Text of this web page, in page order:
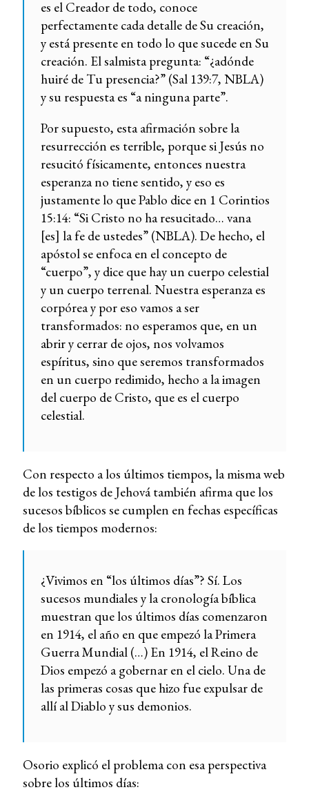
es el Creador de todo, conoce
perfectamente cada detalle de Su creación,
y está presente en todo lo que sucede en Su
creación. El salmista pregunta: “¿adónde
huiré de Tu presencia?” (Sal 139:7, NBLA)
y su respuesta es “a ninguna parte”.
Por supuesto, esta afirmación sobre la
resurrección es terrible, porque si Jesús no
resucitó físicamente, entonces nuestra
esperanza no tiene sentido, y eso es
justamente lo que Pablo dice en 1 Corintios
15:14: “Si Cristo no ha resucitado… vana
[es] la fe de ustedes” (NBLA). De hecho, el
apóstol se enfoca en el concepto de
“cuerpo”, y dice que hay un cuerpo celestial
y un cuerpo terrenal. Nuestra esperanza es
corpórea y por eso vamos a ser
transformados: no esperamos que, en un
abrir y cerrar de ojos, nos volvamos
espíritus, sino que seremos transformados
en un cuerpo redimido, hecho a la imagen
del cuerpo de Cristo, que es el cuerpo
celestial.
Con respecto a los últimos tiempos, la misma web
de los testigos de Jehová también afirma que los
sucesos bíblicos se cumplen en fechas específicas
de los tiempos modernos:
¿Vivimos en “los últimos días”? Sí. Los
sucesos mundiales y la cronología bíblica
muestran que los últimos días comenzaron
en 1914, el año en que empezó la Primera
Guerra Mundial (…) En 1914, el Reino de
Dios empezó a gobernar en el cielo. Una de
las primeras cosas que hizo fue expulsar de
allí al Diablo y sus demonios.
Osorio explicó el problema con esa perspectiva
sobre los últimos días: